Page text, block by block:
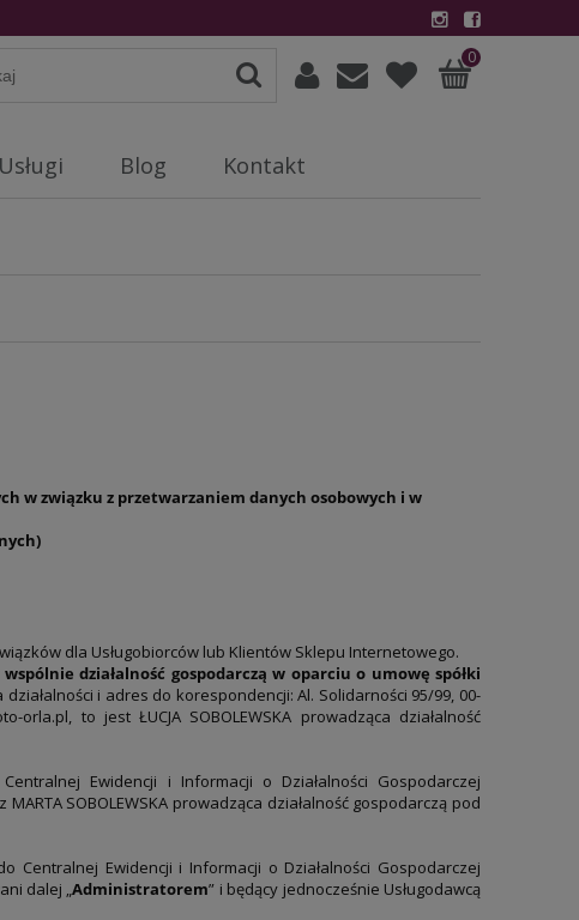
0
Usługi Blog Kontakt
w związku z przetwarzaniem danych osobowych i w
dla Usługobiorców lub Klientów Sklepu Internetowego.
działalność gospodarczą w oparciu o umowę spółki
i adres do korespondencji: Al. Solidarności 95/99, 00-
orla.pl, to jest ŁUCJA SOBOLEWSKA prowadząca działalność
Ewidencji i Informacji o Działalności Gospodarczej
SOBOLEWSKA prowadząca działalność gospodarczą pod
Centralnej Ewidencji i Informacji o Działalności Gospodarczej
dalej „Administratorem” i będący jednocześnie Usługodawcą